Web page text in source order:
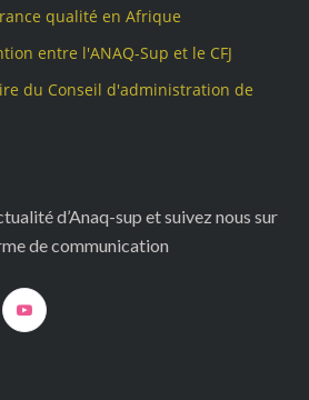
qualité en Afrique
entre l'ANAQ-Sup et le CFJ
du Conseil d'administration de
d’Anaq-sup et suivez nous sur
de communication